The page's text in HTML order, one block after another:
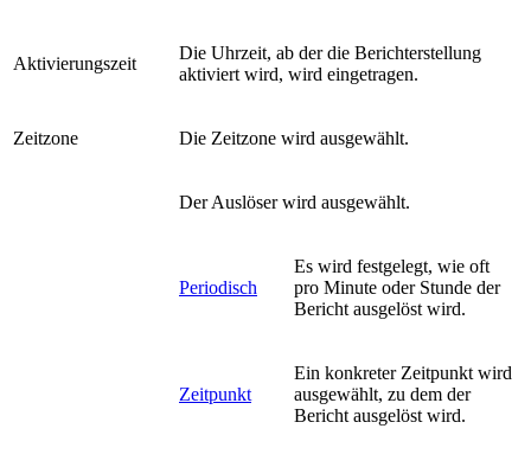
Aktivierungszeit
Die Uhrzeit, ab der die Berichterstellung
aktiviert wird, wird eingetragen.
Zeitzone Die Zeitzone wird ausgewählt.
Der Auslöser wird ausgewählt.
Periodisch
Es wird festgelegt, wie oft
pro Minute oder Stunde der
Bericht ausgelöst wird.
Zeitpunkt
Ein konkreter Zeitpunkt wird
ausgewählt, zu dem der
Bericht ausgelöst wird.